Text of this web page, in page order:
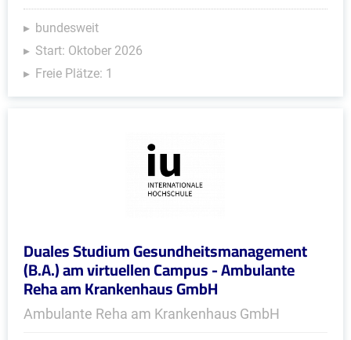
bundesweit
Start: Oktober 2026
Freie Plätze: 1
Duales Studium Gesundheitsmanagement
(B.A.) am virtuellen Campus - Ambulante
Reha am Krankenhaus GmbH
Ambulante Reha am Krankenhaus GmbH